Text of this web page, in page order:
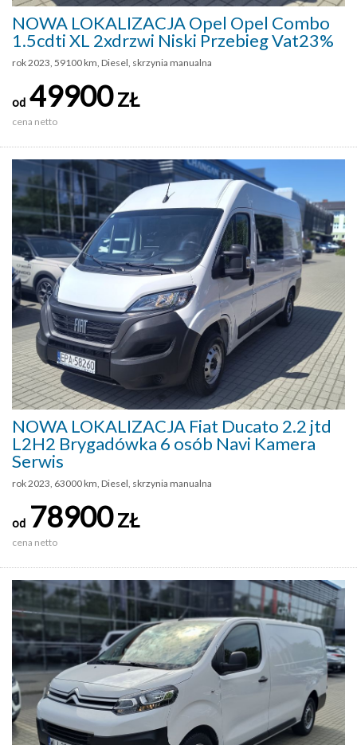
NOWA LOKALIZACJA Opel Opel Combo
1.5cdti XL 2xdrzwi Niski Przebieg Vat23%
rok 2023, 59100 km, Diesel, skrzynia manualna
od 49900ZŁ
cena netto
NOWA LOKALIZACJA Fiat Ducato 2.2 jtd
L2H2 Brygadówka 6 osób Navi Kamera
Serwis
rok 2023, 63000 km, Diesel, skrzynia manualna
od 78900ZŁ
cena netto